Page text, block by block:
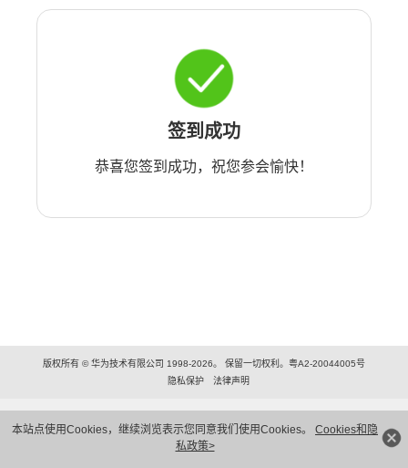
本站点使用Cookies，继续浏览表示您同意我们使用Cookies。 Cookies和隐
私政策>
签到成功
恭喜您签到成功，祝您参会愉快！
版权所有 © 华为技术有限公司 1998-2026。 保留一切权利。粤A2-20044005号
隐私保护
法律声明